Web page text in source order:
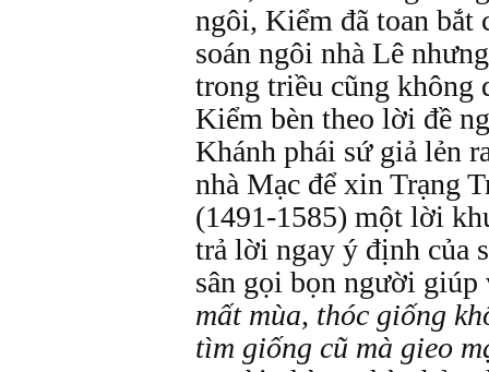
ngôi, Kiểm đã toan
soán ngôi nhà Lê
trong triều cũng không
Kiểm bèn theo lời đề
Khánh phái sứ giả lẻn
nhà Mạc để xin Trạng
(1491-1585) một lời
trả lời ngay ý định của
sân gọi bọn người giúp
mất mùa, thóc giống
tìm giống cũ mà gieo